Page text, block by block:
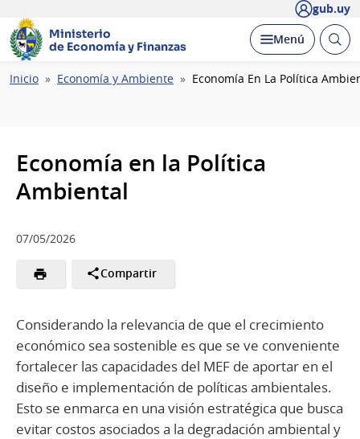
gub.uy
Ministerio
de Economía y Finanzas
Desplegar
Menú Abrir
Ruta
Inicio Economía y Ambiente Economía En La Política
Economía en la Política
Ambiental
07/05/2026
Compartir
Considerando la relevancia de que el crecimiento
económico sea sostenible es que se ve conveniente
fortalecer las capacidades del MEF de aportar en el
diseño e implementación de políticas ambientales.
Esto se enmarca en una visión estratégica que busca
evitar costos asociados a la degradación ambiental y